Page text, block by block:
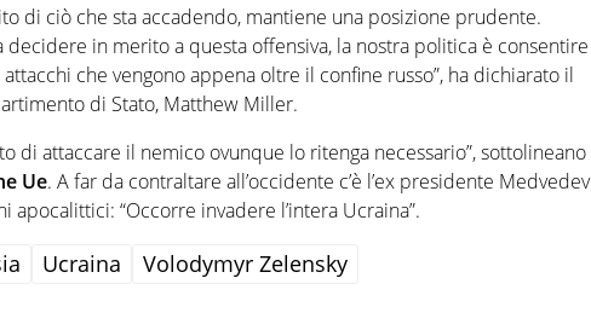
di ciò che sta accadendo, mantiene una posizione prudente.
decidere in merito a questa offensiva, la nostra politica è consentire
che vengono appena oltre il confine russo”, ha dichiarato il
di Stato, Matthew Miller.
di attaccare il nemico ovunque lo ritenga necessario”, sottolineano
Ue. A far da contraltare all’occidente c’è l’ex presidente Medvedev
apocalittici: “Occorre invadere l’intera Ucraina”.
Ucraina Volodymyr Zelensky